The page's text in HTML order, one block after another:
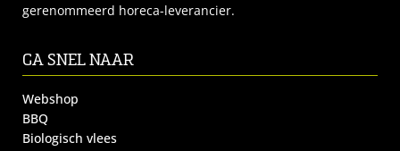
gerenommeerd horeca-leverancier.
GA SNEL NAAR
Webshop
BBQ
Biologisch vlees